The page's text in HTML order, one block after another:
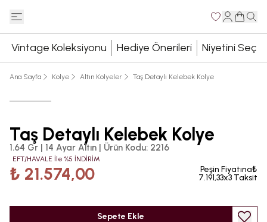
Vintage Koleksiyonu Hediye Önerileri Niyetini Seç
Ana Sayfa Kolye Altın Kolyeler Taş Detaylı Kelebek Kolye
Taş Detaylı Kelebek Kolye
1.64 Gr | 14 Ayar Altın | Ürün Kodu: 2216
EFT/HAVALE İle %5 İNDİRİM
₺ 21.574,00
Peşin Fiyatına₺
7.191,33x3 Taksit
Sepete Ekle